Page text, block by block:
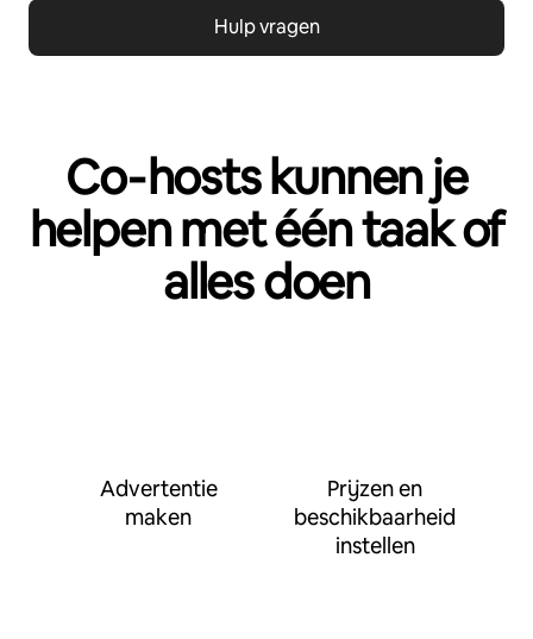
Hulp vragen
Co‑hosts kunnen je
helpen met één taak of
alles doen
Advertentie
maken
Prijzen en
beschikbaarheid
instellen